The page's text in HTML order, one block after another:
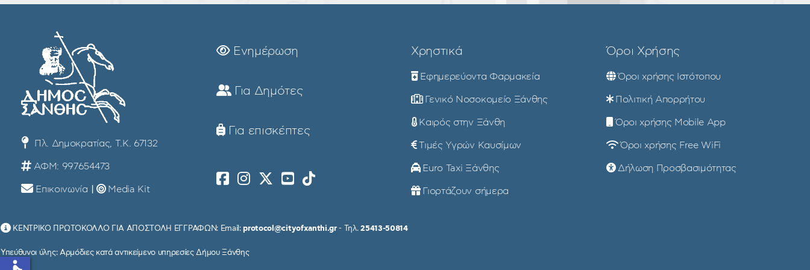
Πλ. Δημοκρατίας, Τ.Κ. 67132
ΑΦΜ: 997654473
Επικοινωνία Media Kit
Ενημέρωση
Για Δημότες
Για επισκέπτες
Χρηστικά
Εφημερεύοντα Φαρμακεία
Γενικό Νοσοκομείο Ξάνθης
Καιρός στην Ξάνθη
Τιμές Υγρών Καυσίμων
Euro Taxi Ξάνθης
Γιορτάζουν σήμερα
Όροι Χρήσης
Όροι χρήσης Ιστότοπου
Πολιτική Απορρήτου
Όροι χρήσης Mobile App
Όροι χρήσης Free WiFi
Δήλωση Προσβασιμότητας
ΚΕΝΤΡΙΚΟ ΠΡΩΤΟΚΟΛΛΟ ΓΙΑ ΑΠΟΣΤΟΛΗ ΕΓΓΡΑΦΩΝ: Email:protocol@cityofxanthi.gr- Τηλ.25413-50814
Υπεύθυνοι ύλης: Αρμόδιες κατά αντικείμενο υπηρεσίες Δήμου Ξάνθης